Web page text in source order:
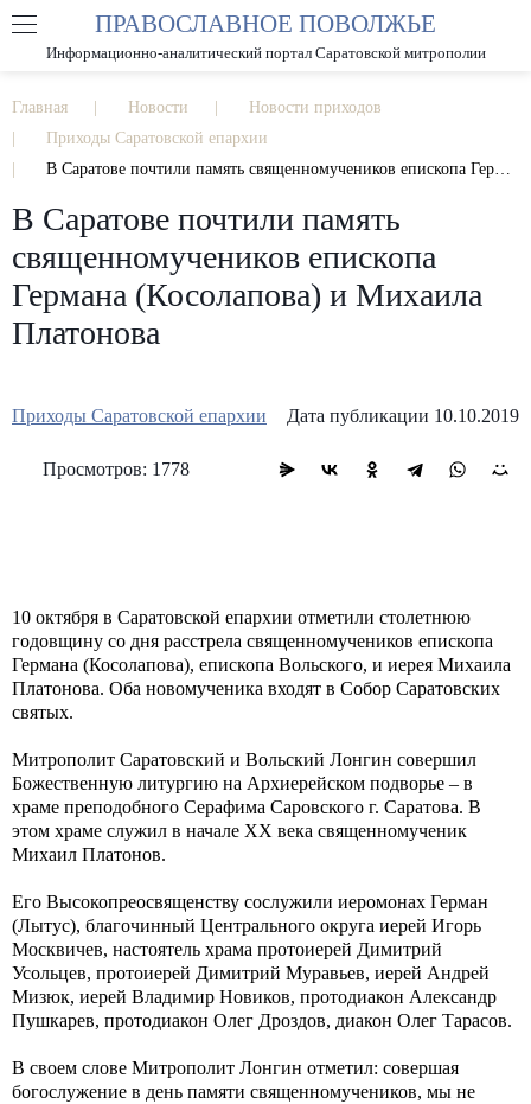
РАЗМЕР ШРИФТА А А
ПРАВОСЛАВНОЕ ПОВОЛЖЬЕ
Информационно-аналитический портал Саратовской митрополии
Главная Новости
Новости приходов
Приходы Саратовской епархии
В Саратове почтили память священномучеников епископа Германа (Косолапова) и Михаила Платонова
В Саратове почтили память
священномучеников епископа
Германа (Косолапова) и Михаила
Платонова
Приходы Саратовской епархии Дата публикации 10.10.2019
Просмотров: 1778
10 октября в Саратовской епархии отметили столетнюю
годовщину со дня расстрела священномучеников епископа
Германа (Косолапова), епископа Вольского, и иерея Михаила
Платонова. Оба новомученика входят в Собор Саратовских
святых.
Митрополит Саратовский и Вольский Лонгин совершил
Божественную литургию на Архиерейском подворье – в
храме преподобного Серафима Саровского г. Саратова. В
этом храме служил в начале ХХ века священномученик
Михаил Платонов.
Его Высокопреосвященству сослужили иеромонах Герман
(Лытус), благочинный Центрального округа иерей Игорь
Москвичев, настоятель храма протоиерей Димитрий
Усольцев, протоиерей Димитрий Муравьев, иерей Андрей
Мизюк, иерей Владимир Новиков, протодиакон Александр
Пушкарев, протодиакон Олег Дроздов, диакон Олег Тарасов.
В своем слове Митрополит Лонгин отметил: совершая
богослужение в день памяти священномучеников, мы не